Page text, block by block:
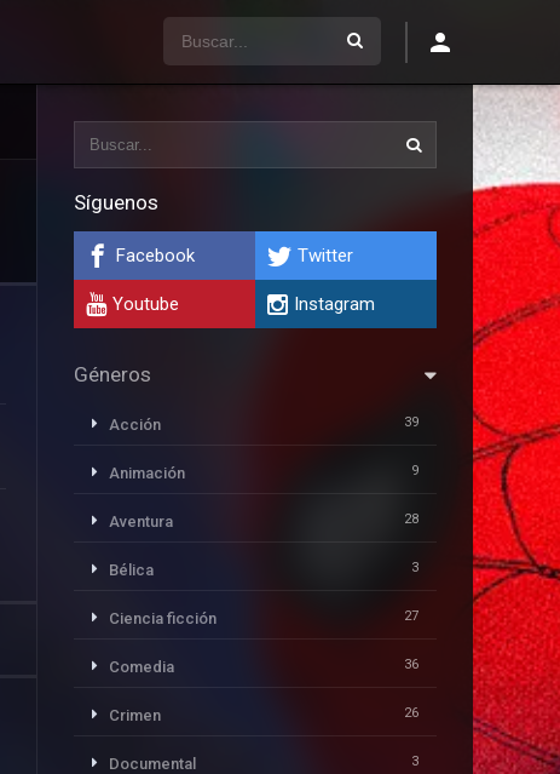
Síguenos
Facebook Twitter
Youtube Instagram
Géneros
Acción 39
Animación 9
Aventura 28
Bélica 3
Ciencia ficción 27
Comedia 36
Crimen 26
Documental 3